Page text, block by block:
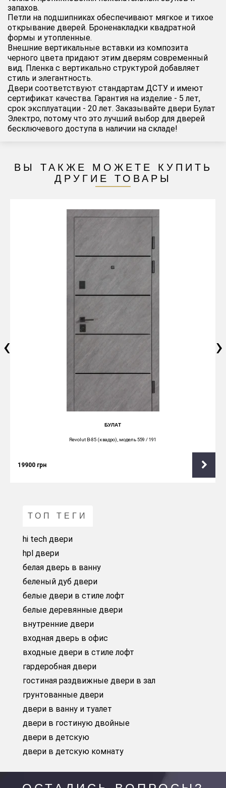
запахов.
Петли на подшипниках обеспечивают мягкое и тихое
открывание дверей. Броненакладки квадратной
формы и утопленные.
Внешние вертикальные вставки из композита
черного цвета придают этим дверям современный
вид. Пленка с вертикально структурой добавляет
стиль и элегантность.
Двери соответствуют стандартам ДСТУ и имеют
сертификат качества. Гарантия на изделие - 5 лет,
срок эксплуатации - 20 лет. Заказывайте двери Булат
Электро, потому что это лучший выбор для дверей
бесключевого доступа в наличии на складе!
ВЫ ТАКЖЕ МОЖЕТЕ КУПИТЬ
ДРУГИЕ ТОВАРЫ
БУЛАТ
Revolut В-85 (квадро), модель 559 / 191
19900 грн
‹ ›
ТОП ТЕГИ
hi tech двери
hpl двери
белая дверь в ванну
беленый дуб двери
белые двери в стиле лофт
белые деревянные двери
внутренние двери
входная дверь в офис
входные двери в стиле лофт
гардеробная двери
гостиная раздвижные двери в зал
грунтованные двери
двери в ванну и туалет
двери в гостиную двойные
двери в детскую
двери в детскую комнату